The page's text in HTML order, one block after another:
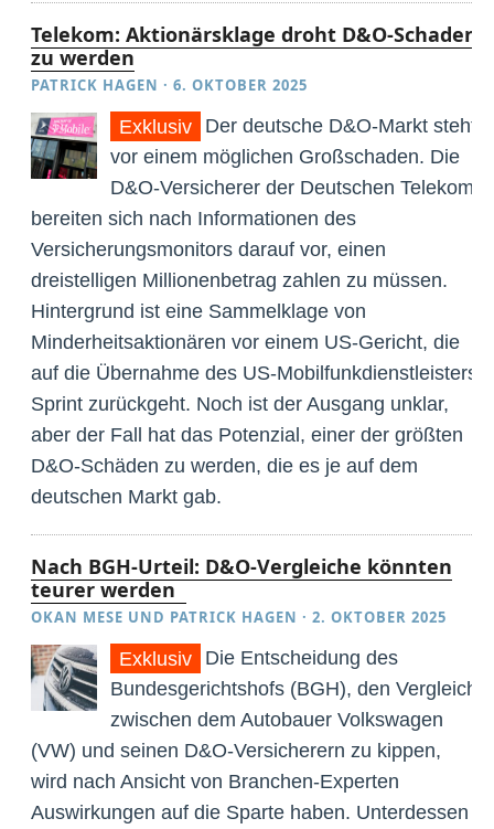
Telekom: Aktionärsklage droht D&O-Schaden
zu werden
PATRICK HAGEN ·6. OKTOBER 2025
Exklusiv
Der deutsche D&O-Markt steht
vor einem möglichen Großschaden. Die
D&O-Versicherer der Deutschen Telekom
bereiten sich nach Informationen des
Versicherungsmonitors darauf vor, einen
dreistelligen Millionenbetrag zahlen zu müssen.
Hintergrund ist eine Sammelklage von
Minderheitsaktionären vor einem US-Gericht, die
auf die Übernahme des US-Mobilfunkdienstleisters
Sprint zurückgeht. Noch ist der Ausgang unklar,
aber der Fall hat das Potenzial, einer der größten
D&O-Schäden zu werden, die es je auf dem
deutschen Markt gab.
Nach BGH-Urteil: D&O-Vergleiche könnten
teurer werden
OKAN MESE UND PATRICK HAGEN ·2. OKTOBER 2025
Exklusiv
Die Entscheidung des
Bundesgerichtshofs (BGH), den Vergleich
zwischen dem Autobauer Volkswagen
(VW) und seinen D&O-Versicherern zu kippen,
wird nach Ansicht von Branchen-Experten
Auswirkungen auf die Sparte haben. Unterdessen